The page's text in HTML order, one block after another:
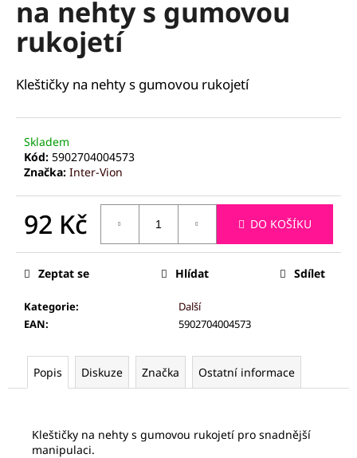
na nehty s gumovou
rukojetí
Kleštičky na nehty s gumovou rukojetí
Skladem
Kód: 5902704004573
Značka: Inter-Vion
92 Kč DO KOŠÍKU
Kategorie:
Další
EAN: 5902704004573
Zeptat se Hlídat Sdílet
Popis Diskuze Značka Ostatní informace
Kleštičky na nehty s gumovou rukojetí pro snadnější
manipulaci.
a
j
t
D
o
o
j